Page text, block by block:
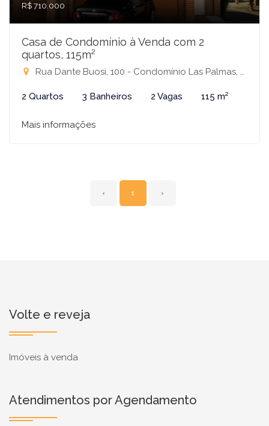
R$ 710.000
Casa de Condomínio à Venda com 2
quartos, 115m²
Rua Dante Buosi, 100 - Condomínio Las Palmas, São José do Rio Preto-SP
2 Quartos 3 Banheiros 2 Vagas 115 m²
Mais informações
‹ 1 ›
Volte e reveja
Imóveis à venda
Atendimentos por Agendamento